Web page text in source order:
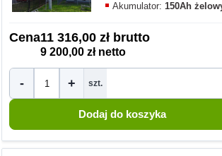
Akumulator:150Ah
Cena11 316,00 zł brutto
9 200,00 zł netto
- + szt.